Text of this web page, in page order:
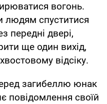
вогонь.
людям спуститися
передні двері,
ще один вихід,
відсіку.
загибеллю юнак
повідомлення своїй